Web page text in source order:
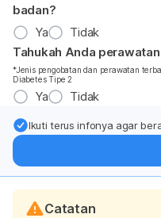
badan?
Ya
Tidak
Tahukah Anda
*Jenis pengobatan dan perawatan
Diabetes Tipe 2
Ya Tidak
Ikuti terus infonya agar
Catatan